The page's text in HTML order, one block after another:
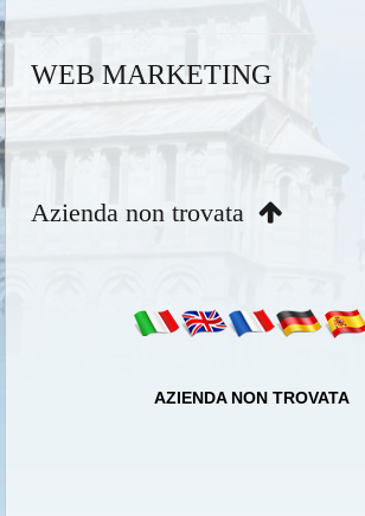
WEB MARKETING
Azienda non trovata
AZIENDA NON TROVATA